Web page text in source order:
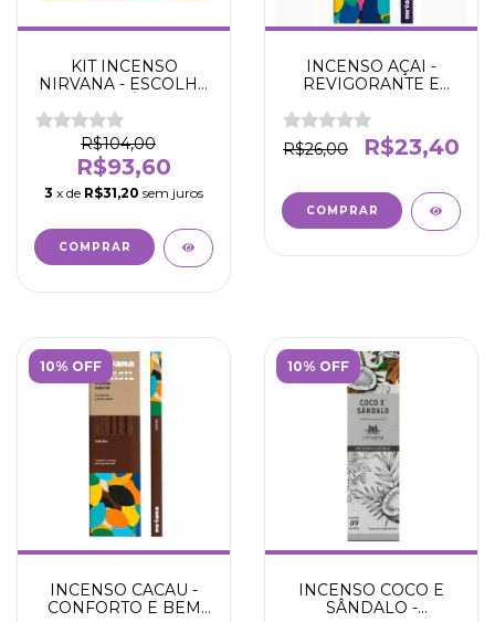
KIT INCENSO
NIRVANA - ESCOLHA
KIT COM 4 CAIXAS
R$104,00
R$93,60
3 x de R$31,20 sem juros
INCENSO AÇAI -
REVIGORANTE E
NIRVANA -5 VARETAS
R$26,00
R$23,40
10% OFF
INCENSO CACAU -
CONFORTO E BEM
10% OFF
INCENSO COCO E
SÂNDALO -